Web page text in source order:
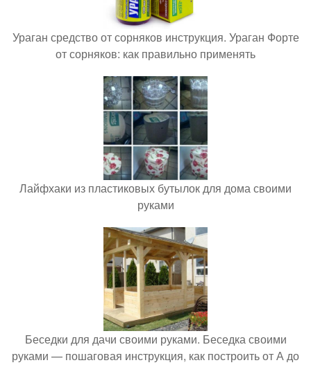
Ураган средство от сорняков инструкция. Ураган Форте
от сорняков: как правильно применять
Лайфхаки из пластиковых бутылок для дома своими
руками
Беседки для дачи своими руками. Беседка своими
руками — пошаговая инструкция, как построить от А до